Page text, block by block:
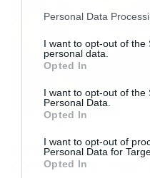
Please note that this
not limited to your visit or
grant or deny consent to
use your data for below
consent section.
Personal Data
I want to opt-out of the
personal data.
Opted In
I want to opt-out of the
Personal Data.
Opted In
I want to opt-out of
Personal Data for
Opted In
Αποτροπιασμός:
αρουραίους…